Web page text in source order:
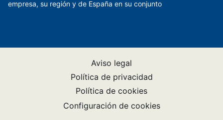
empresa, su región y de España en su conjunto
Aviso legal
Política de privacidad
Política de cookies
Configuración de cookies